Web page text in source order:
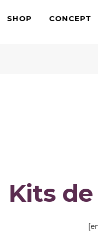
SHOP CONCEPT
Kits